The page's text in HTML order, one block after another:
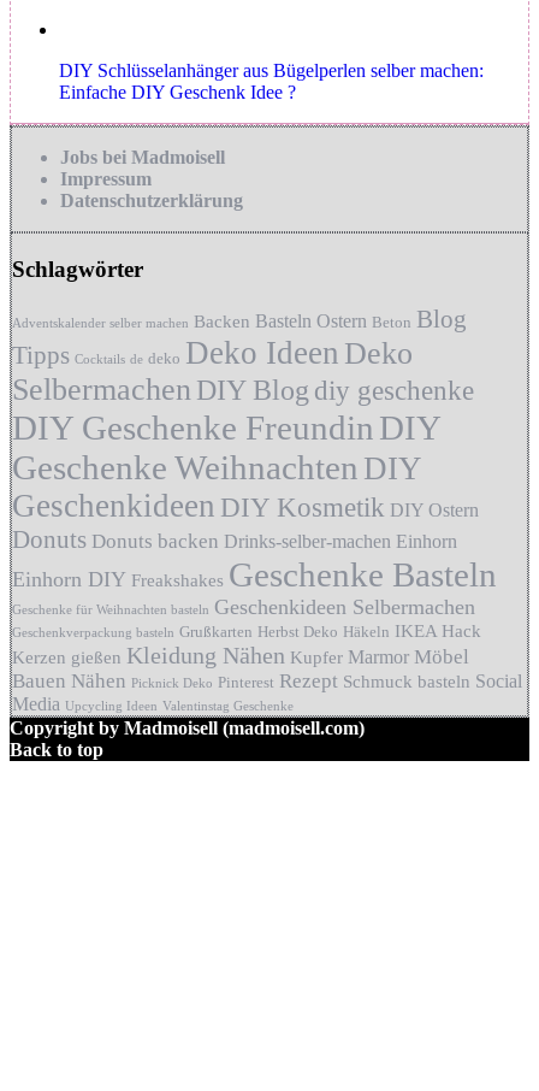
DIY Schlüsselanhänger aus Bügelperlen selber machen:
Einfache DIY Geschenk Idee ?
Jobs bei Madmoisell
Impressum
Datenschutzerklärung
Schlagwörter
Adventskalender selber machen Backen Basteln Ostern Beton Blog
Tipps Cocktails de deko Deko Ideen Deko
SelbermachenDIY Blog diy geschenke
DIY Geschenke Freundin DIY
Geschenke Weihnachten DIY
Geschenkideen DIY Kosmetik DIY Ostern
Donuts Donuts backen Drinks-selber-machen Einhorn
Einhorn DIY Freakshakes Geschenke Basteln
Geschenke für Weihnachten basteln Geschenkideen Selbermachen
Geschenkverpackung basteln Grußkarten Herbst Deko Häkeln IKEA Hack
Kerzen gießen Kleidung Nähen Kupfer Marmor Möbel
Bauen Nähen Picknick Deko Pinterest Rezept Schmuck basteln Social
Media Upcycling Ideen Valentinstag Geschenke
Copyright by Madmoisell (madmoisell.com)
Back to top